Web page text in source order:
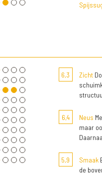
6,3 Zicht
6,4 Neus
maar
5,9 Smaak
de